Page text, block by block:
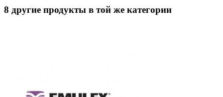
8 другие продукты в той же категории